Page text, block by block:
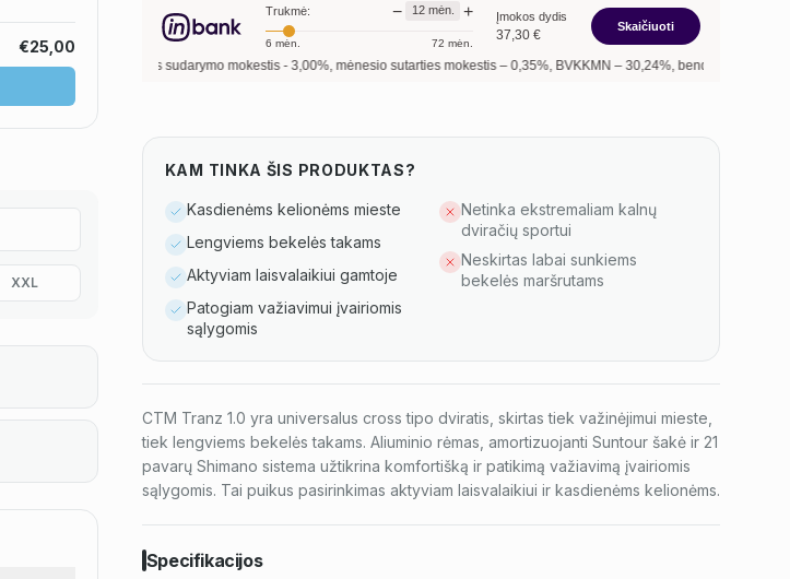
€25,00
XXL
Trukmė: − 12mėn. +
6 mėn. 72 mėn.
Įmokos dydis
37,30 €
Skaičiuoti
%, sutarties sudarymo mokestis -3,00%, mėnesio sutarties mokestis –0,35%, BVKKMN – 30,24%, bendra mokėtina suma –
KAM TINKA ŠIS PRODUKTAS?
Kasdienėms kelionėms mieste
Lengviems bekelės takams
Aktyviam laisvalaikiui gamtoje
Patogiam važiavimui įvairiomis
sąlygomis
Netinka ekstremaliam kalnų
dviračių sportui
Neskirtas labai sunkiems
bekelės maršrutams
CTM Tranz 1.0 yra universalus cross tipo dviratis, skirtas tiek važinėjimui mieste,
tiek lengviems bekelės takams. Aliuminio rėmas, amortizuojanti Suntour šakė ir 21
pavarų Shimano sistema užtikrina komfortišką ir patikimą važiavimą įvairiomis
sąlygomis. Tai puikus pasirinkimas aktyviam laisvalaikiui ir kasdienėms kelionėms.
Specifikacijos